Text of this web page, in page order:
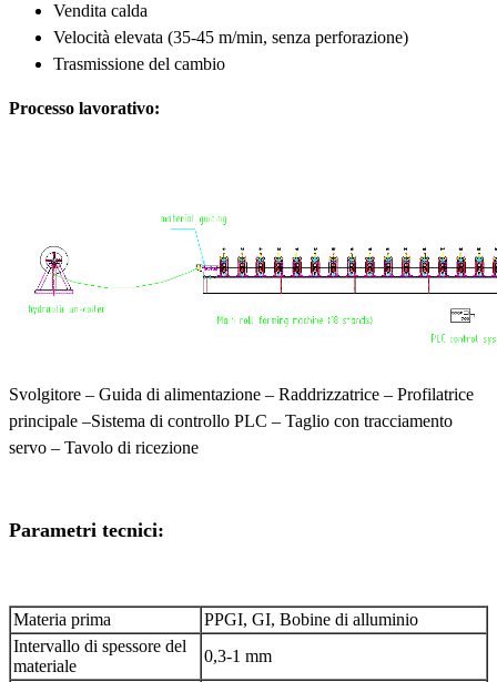
Vendita calda
Velocità elevata (35-45 m/min, senza perforazione)
Trasmissione del cambio
Processo lavorativo:
Svolgitore – Guida di alimentazione – Raddrizzatrice – Profilatrice
principale –Sistema di controllo PLC – Taglio con tracciamento
servo – Tavolo di ricezione
Parametri tecnici:
Materia prima
PPGI, GI, Bobine di alluminio
Intervallo di spessore del
materiale
0,3-1 mm